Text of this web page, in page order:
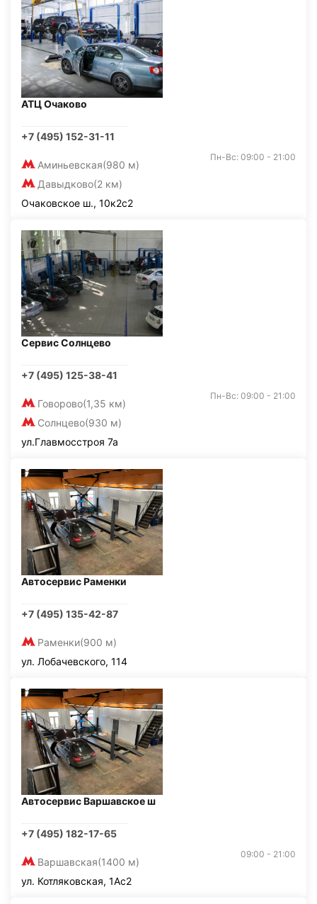
АТЦ Очаково
+7 (495) 152-31-11
Аминьевская(980 м)
Давыдково(2 км)
Пн-Вс: 09:00 - 21:00
Очаковское ш., 10к2с2
Сервис Солнцево
+7 (495) 125-38-41
Говорово(1,35 км)
Солнцево(930 м)
Пн-Вс: 09:00 - 21:00
ул.Главмосстроя 7а
Автосервис Раменки
+7 (495) 135-42-87
Раменки(900 м)
ул. Лобачевского, 114
Автосервис Варшавское ш
+7 (495) 182-17-65
Варшавская(1400 м)
09:00 - 21:00
ул. Котляковская, 1Ас2